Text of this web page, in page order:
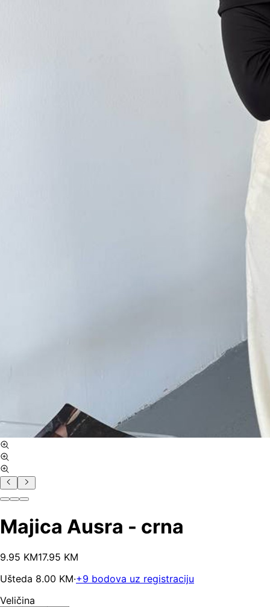
Majica Ausra - crna
9.95 KM17.95 KM
Ušteda 8.00 KM·+9 bodova uz registraciju
Veličina